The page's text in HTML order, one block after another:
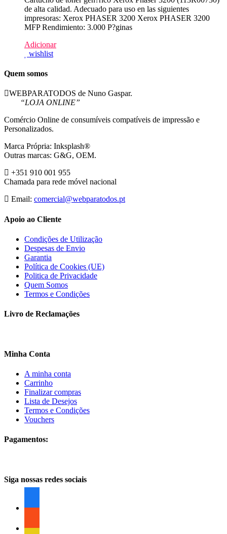
de alta calidad. Adecuado para uso en las siguientes
impresoras: Xerox PHASER 3200 Xerox PHASER 3200
MFP Rendimiento: 3.000 P?ginas
Adicionar
wishlist
Quem somos
WEBPARATODOS de Nuno Gaspar.
“LOJA ONLINE”
Comércio Online de consumíveis compatíveis de impressão e
Personalizados.
Marca Própria: Inksplash®
Outras marcas: G&G, OEM.
+351 910 001 955
Chamada para rede móvel nacional
Email: comercial@webparatodos.pt
Apoio ao Cliente
Condições de Utilização
Despesas de Envio
Garantia
Política de Cookies (UE)
Politica de Privacidade
Quem Somos
Termos e Condições
Livro de Reclamações
Minha Conta
A minha conta
Carrinho
Finalizar compras
Lista de Desejos
Termos e Condições
Vouchers
Pagamentos:
Siga nossas redes sociais